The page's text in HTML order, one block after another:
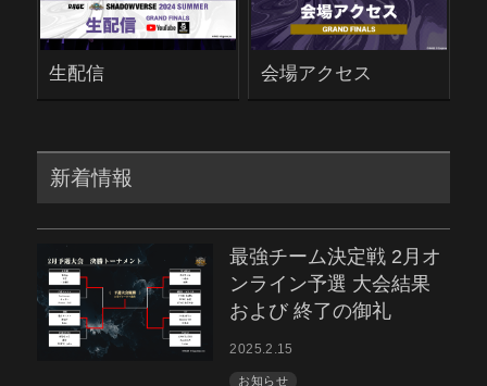
生配信 会場アクセス
新着情報
最強チーム決定戦 2月オ
ンライン予選 大会結果
および 終了の御礼
2025.2.15
お知らせ